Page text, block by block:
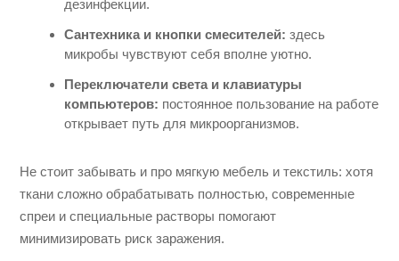
дезинфекции.
Сантехника и кнопки смесителей: здесь
микробы чувствуют себя вполне уютно.
Переключатели света и клавиатуры
компьютеров: постоянное пользование на работе
открывает путь для микроорганизмов.
Не стоит забывать и про мягкую мебель и текстиль: хотя
ткани сложно обрабатывать полностью, современные
спреи и специальные растворы помогают
минимизировать риск заражения.